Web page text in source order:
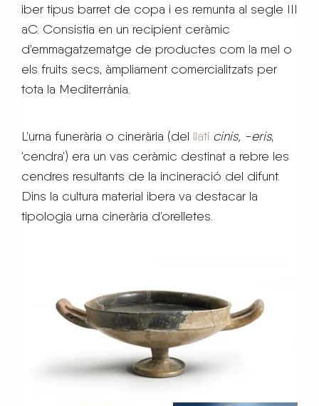
iber tipus barret de copa i es remunta al segle III
aC. Consistia en un recipient ceràmic
d’emmagatzematge de productes com la mel o
els fruits secs, àmpliament comercialitzats per
tota la Mediterrània.
L’urna funerària o cinerària (del llatí cinis, -eris,
‘cendra’) era un vas ceràmic destinat a rebre les
cendres resultants de la incineració del difunt.
Dins la cultura material ibera va destacar la
tipologia urna cinerària d’orelletes.